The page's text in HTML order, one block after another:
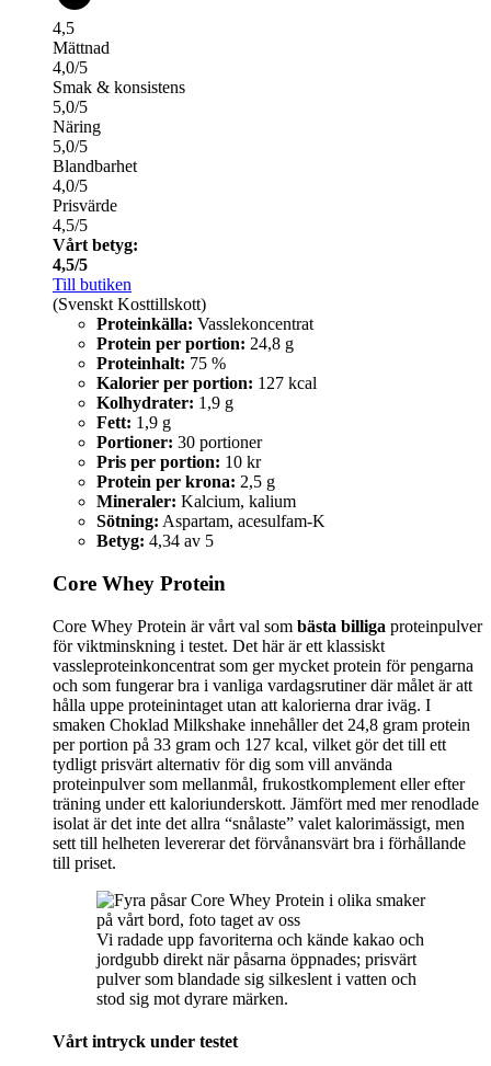
4,5
Mättnad
4,0/5
Smak & konsistens
5,0/5
Näring
5,0/5
Blandbarhet
4,0/5
Prisvärde
4,5/5
Vårt betyg:
4,5/5
Till butiken
(Svenskt Kosttillskott)
Proteinkälla: Vasslekoncentrat
Protein per portion: 24,8 g
Proteinhalt: 75 %
Kalorier per portion: 127 kcal
Kolhydrater: 1,9 g
Fett: 1,9 g
Portioner: 30 portioner
Pris per portion: 10 kr
Protein per krona: 2,5 g
Mineraler: Kalcium, kalium
Sötning: Aspartam, acesulfam-K
Betyg: 4,34 av 5
Core Whey Protein
Core Whey Protein är vårt val som bästa billiga proteinpulver
för viktminskning i testet. Det här är ett klassiskt
vassleproteinkoncentrat som ger mycket protein för pengarna
och som fungerar bra i vanliga vardagsrutiner där målet är att
hålla uppe proteinintaget utan att kalorierna drar iväg. I
smaken Choklad Milkshake innehåller det 24,8 gram protein
per portion på 33 gram och 127 kcal, vilket gör det till ett
tydligt prisvärt alternativ för dig som vill använda
proteinpulver som mellanmål, frukostkomplement eller efter
träning under ett kaloriunderskott. Jämfört med mer renodlade
isolat är det inte det allra “snålaste” valet kalorimässigt, men
sett till helheten levererar det förvånansvärt bra i förhållande
till priset.
Vi radade upp favoriterna och kände kakao och
jordgubb direkt när påsarna öppnades; prisvärt
pulver som blandade sig silkeslent i vatten och
stod sig mot dyrare märken.
Vårt intryck under testet